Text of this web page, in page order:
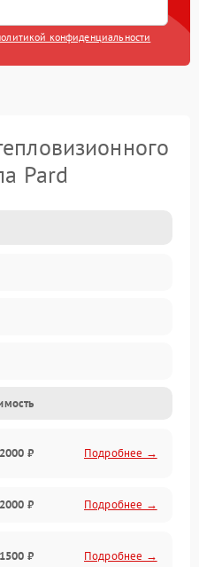
конфиденциальности
Pard
2000 ₽ Подробнее →
2000 ₽ Подробнее →
1500 ₽ Подробнее →